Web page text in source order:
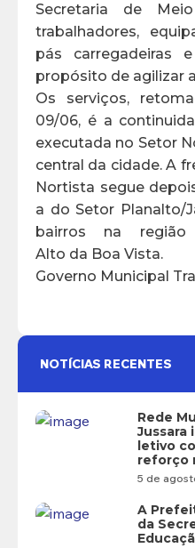
Secretaria de
trabalhadores,
pás carregadeiras
propósito de agilizar
Os serviços,
09/06, é a
executada no Setor
central da cidade. A
Nortista segue
a do Setor Planalto/
bairros na
Alto da Boa Vista.
Governo Municipal
NOTÍCIAS RECENTES
Rede
Jussara
letivo
reforço
5 de
A
da